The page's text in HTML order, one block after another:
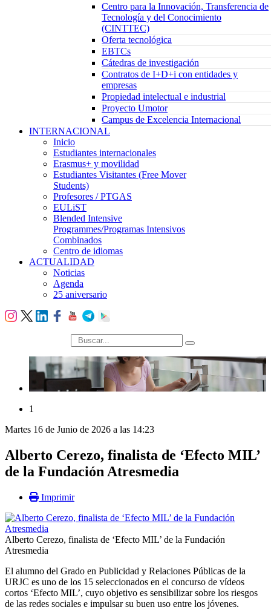
Centro para la Innovación, Transferencia de
Tecnología y del Conocimiento
(CINTTEC)
Oferta tecnológica
EBTCs
Cátedras de investigación
Contratos de I+D+i con entidades y
empresas
Propiedad intelectual e industrial
Proyecto Umotor
Campus de Excelencia Internacional
INTERNACIONAL
Inicio
Estudiantes internacionales
Erasmus+ y movilidad
Estudiantes Visitantes (Free Mover
Students)
Profesores / PTGAS
EULiST
Blended Intensive
Programmes/Programas Intensivos
Combinados
Centro de idiomas
ACTUALIDAD
Noticias
Agenda
25 aniversario
búsqueda
1
Martes 16 de Junio de 2026 a las 14:23
Alberto Cerezo, finalista de ‘Efecto MIL’
de la Fundación Atresmedia
Imprimir
Alberto Cerezo, finalista de ‘Efecto MIL’ de la Fundación
Atresmedia
El alumno del Grado en Publicidad y Relaciones Públicas de la
URJC es uno de los 15 seleccionados en el concurso de vídeos
cortos ‘Efecto MIL’, cuyo objetivo es sensibilizar sobre los riesgos
de las redes sociales e impulsar su buen uso entre los jóvenes.